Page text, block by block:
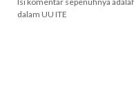
dalam UU ITE